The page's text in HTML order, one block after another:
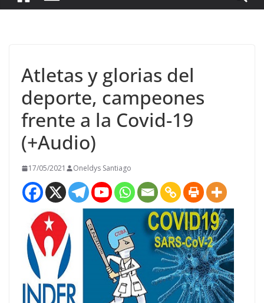
Atletas y glorias del
deporte, campeones
frente a la Covid-19
(+Audio)
17/05/2021 Oneldys Santiago